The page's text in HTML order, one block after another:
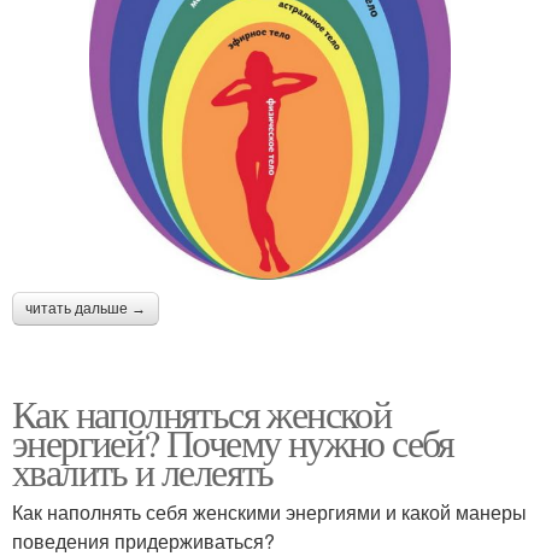
читать дальше →
Как наполняться женской
энергией? Почему нужно себя
хвалить и лелеять
Как наполнять себя женскими энергиями и какой манеры
поведения придерживаться?